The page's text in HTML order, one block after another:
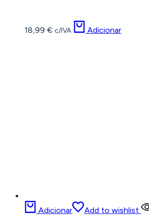
18,99 € c/IVA Adicionar
Adicionar Add to wishlist